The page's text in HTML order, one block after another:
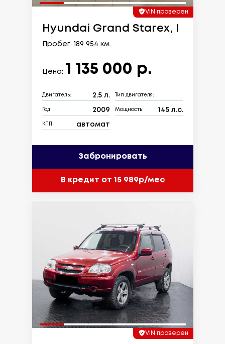
VIN проверен
Hyundai Grand Starex, I
Пробег: 189 954 км.
Цена: 1 135 000 р.
Двигатель: 2.5 л. Тип двигателя:
Год: 2009 Мощность: 145 л.с.
КПП: автомат
Забронировать
В кредит от 15 989р/мес
VIN проверен